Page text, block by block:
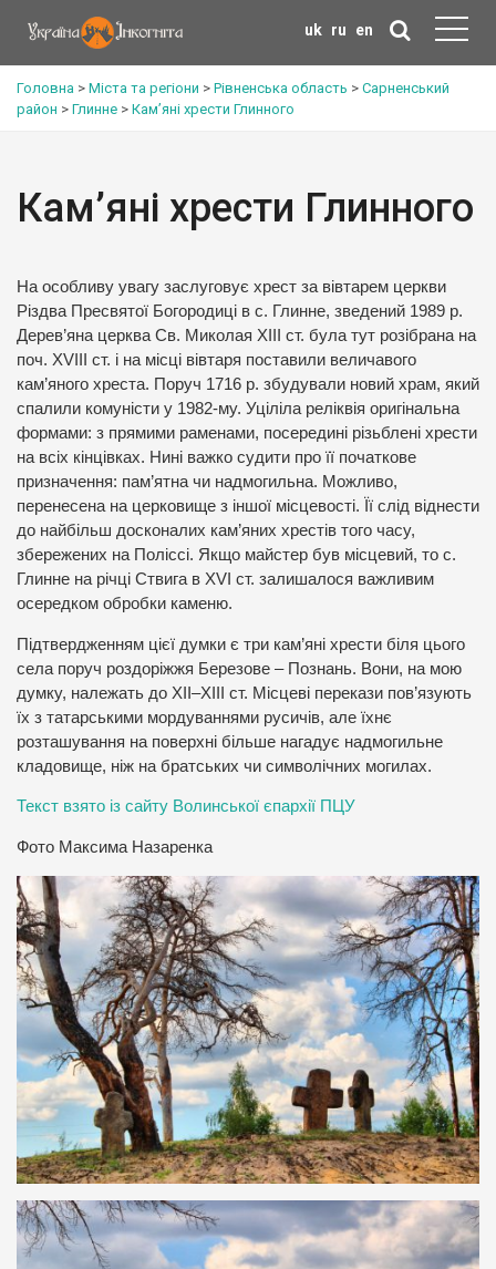
uk ru en
Головна > Міста та регіони > Рівненська область > Сарненський
район > Глинне > Кам’яні хрести Глинного
Кам’яні хрести Глинного
На особливу увагу заслуговує хрест за вівтарем церкви
Різдва Пресвятої Богородиці в с. Глинне, зведений 1989 р.
Дерев’яна церква Св. Миколая ХІІІ ст. була тут розібрана на
поч. XVIII ст. і на місці вівтаря поставили величавого
кам’яного хреста. Поруч 1716 р. збудували новий храм, який
спалили комуністи у 1982-му. Уціліла реліквія оригінальна
формами: з прямими раменами, посередині різьблені хрести
на всіх кінцівках. Нині важко судити про її початкове
призначення: пам’ятна чи надмогильна. Можливо,
перенесена на церковище з іншої місцевості. Її слід віднести
до найбільш досконалих кам’яних хрестів того часу,
збережених на Поліссі. Якщо майстер був місцевий, то с.
Глинне на річці Ствига в XVI ст. залишалося важливим
осередком обробки каменю.
Підтвердженням цієї думки є три кам’яні хрести біля цього
села поруч роздоріжжя Березове – Познань. Вони, на мою
думку, належать до ХІІ–ХІІІ ст. Місцеві перекази пов’язують
їх з татарськими мордуваннями русичів, але їхнє
розташування на поверхні більше нагадує надмогильне
кладовище, ніж на братських чи символічних могилах.
Текст взято із сайту Волинської єпархії ПЦУ
Фото Максима Назаренка